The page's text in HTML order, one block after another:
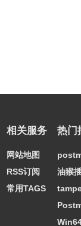
相关服务
网站地图
RSS订阅
常用TAGS
热门
油猴